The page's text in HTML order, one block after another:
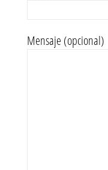
Mensaje (opcional)